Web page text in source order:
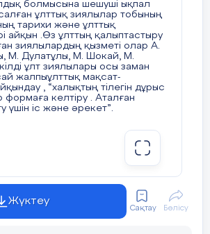
болмысына шешуші ықпал
ұлттық зиялылар тобының
тарихи және ұлттық
айқын .Өз ұлттың қалыптастыру
зиялылардың қызметі олар А.
М. Дулатұлы, М. Шокай, М.
ұлт зиялылары осы заман
жалпыұлттық мақсат-
, “халықтың тілегін дұрыс
формаға келтіру . Аталған
үшін іс және әрекет”.
Жүктеу
Сақтау Бөлісу